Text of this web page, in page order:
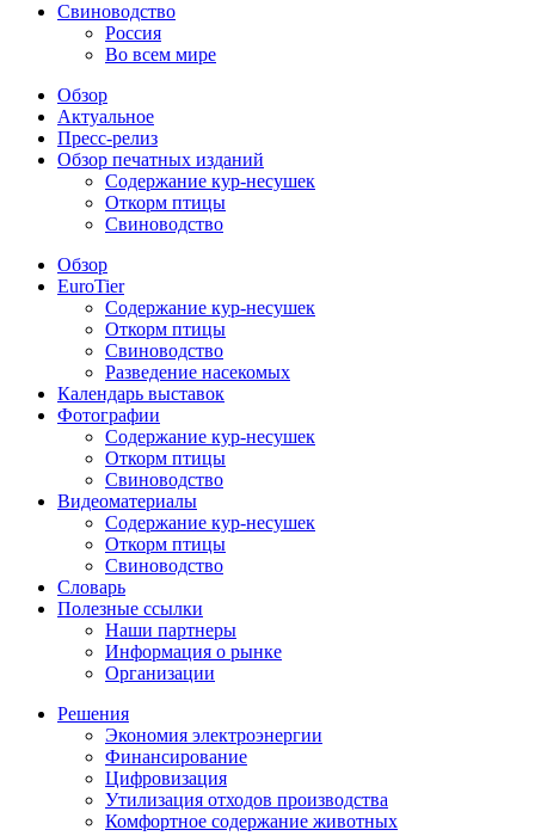
Свиноводство
Россия
Во всем мире
Обзор
Актуальное
Пресс-релиз
Обзор печатных изданий
Содержание кур-несушек
Откорм птицы
Свиноводство
Обзор
EuroTier
Содержание кур-несушек
Откорм птицы
Свиноводство
Разведение насекомых
Календарь выставок
Фотографии
Содержание кур-несушек
Откорм птицы
Свиноводство
Видеоматериалы
Содержание кур-несушек
Откорм птицы
Свиноводство
Словарь
Полезные ссылки
Наши партнеры
Информация о рынке
Организации
Решения
Экономия электроэнергии
Финансирование
Цифровизация
Утилизация отходов производства
Комфортное содержание животных